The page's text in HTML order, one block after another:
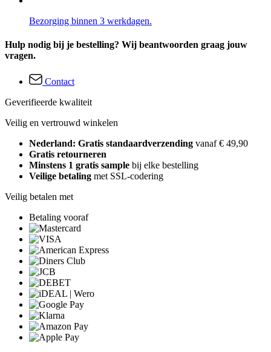
Bezorging binnen 3 werkdagen.
Hulp nodig bij je bestelling? Wij beantwoorden graag jouw
vragen.
Contact
Geverifieerde kwaliteit
Veilig en vertrouwd winkelen
Nederland: Gratis standaardverzending vanaf € 49,90
Gratis retourneren
Minstens 1 gratis sample bij elke bestelling
Veilige betaling met SSL-codering
Veilig betalen met
Betaling vooraf